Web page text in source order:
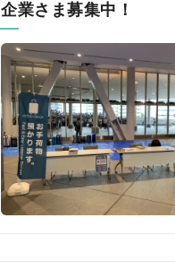
企業さま募集中！